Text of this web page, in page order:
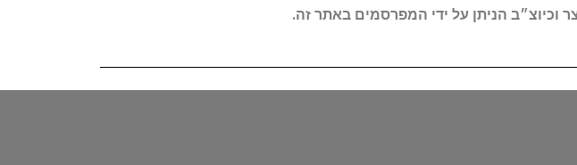
וכיוצ״ב הניתן על ידי המפרסמים באתר זה.